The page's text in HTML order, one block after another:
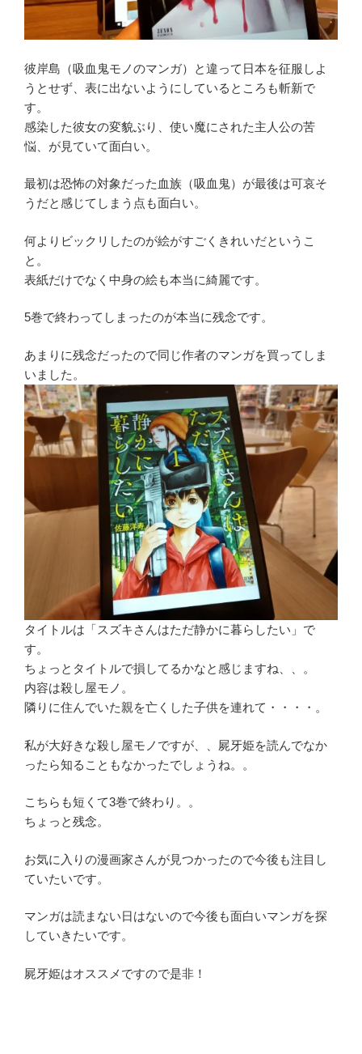
彼岸島（吸血鬼モノのマンガ）と違って日本を征服しよ
うとせず、表に出ないようにしているところも斬新で
す。
感染した彼女の変貌ぶり、使い魔にされた主人公の苦
悩、が見ていて面白い。
最初は恐怖の対象だった血族（吸血鬼）が最後は可哀そ
うだと感じてしまう点も面白い。
何よりビックリしたのが絵がすごくきれいだというこ
と。
表紙だけでなく中身の絵も本当に綺麗です。
5巻で終わってしまったのが本当に残念です。
あまりに残念だったので同じ作者のマンガを買ってしま
いました。
タイトルは「スズキさんはただ静かに暮らしたい」で
す。
ちょっとタイトルで損してるかなと感じますね、、。
内容は殺し屋モノ。
隣りに住んでいた親を亡くした子供を連れて・・・・。
私が大好きな殺し屋モノですが、、屍牙姫を読んでなか
ったら知ることもなかったでしょうね。。
こちらも短くて3巻で終わり。。
ちょっと残念。
お気に入りの漫画家さんが見つかったので今後も注目し
ていたいです。
マンガは読まない日はないので今後も面白いマンガを探
していきたいです。
屍牙姫はオススメですので是非！